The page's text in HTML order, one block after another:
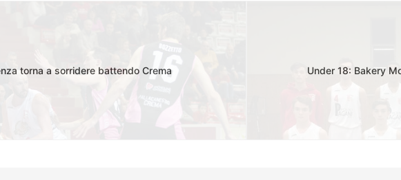
torna a sorridere battendo Crema Under 18: Bakery